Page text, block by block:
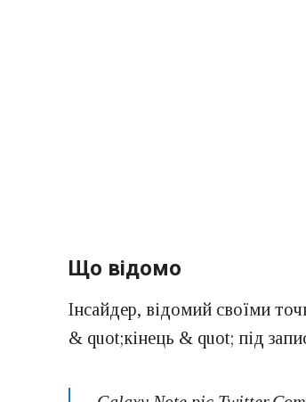
Що відомо
Інсайдер, відомий своїми
& quot;кінець & quot; під